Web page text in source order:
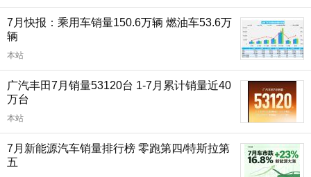
7月快报：乘用车销量150.6万辆 燃油车53.6万
辆
本站
广汽丰田7月销量53120台 1-7月累计销量近40
万台
本站
7月新能源汽车销量排行榜 零跑第四/特斯拉第
五